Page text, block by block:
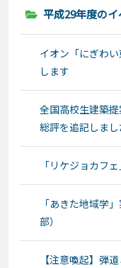
平成29年度のイ
イオン「にぎわ
します
全国高校生建築
総評を追記しまし
「リケジョカフ
「あきた地域学
部）
【注意喚起】弾